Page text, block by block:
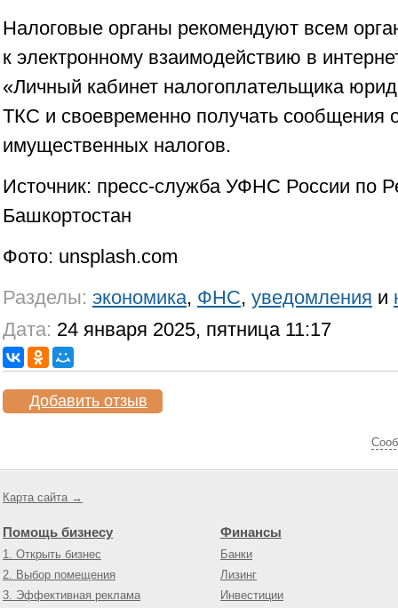
Налоговые органы рекомендуют всем
к электронному взаимодействию в
«Личный кабинет налогоплательщика
ТКС и своевременно получать сообщения
имущественных налогов.
Источник: пресс-служба УФНС России по
Башкортостан
Фото: unsplash.com
Разделы: экономика, ФНС, уведомления и
Дата: 24 января 2025, пятница 11:17
Добавить отзыв
Карта сайта →
Помощь бизнесу
1. Открыть бизнес
2. Выбор помещения
3. Эффективная реклама
Финансы
Банки
Лизинг
Инвестиции